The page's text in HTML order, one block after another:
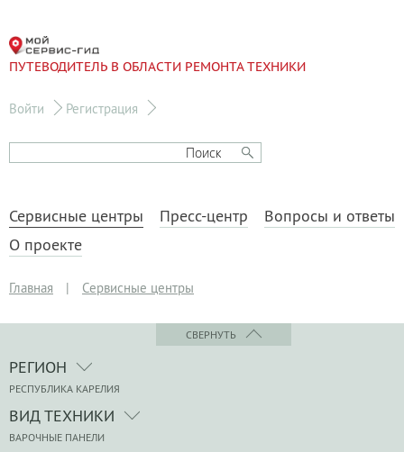
ПУТЕВОДИТЕЛЬ В ОБЛАСТИ РЕМОНТА ТЕХНИКИ
Войти Регистрация
Сервисные центры Пресс-центр
Вопросы и ответы
О проекте
Главная | Сервисные центры
СВЕРНУТЬ
РЕГИОН
РЕСПУБЛИКА КАРЕЛИЯ
ВИД ТЕХНИКИ
ВАРОЧНЫЕ ПАНЕЛИ